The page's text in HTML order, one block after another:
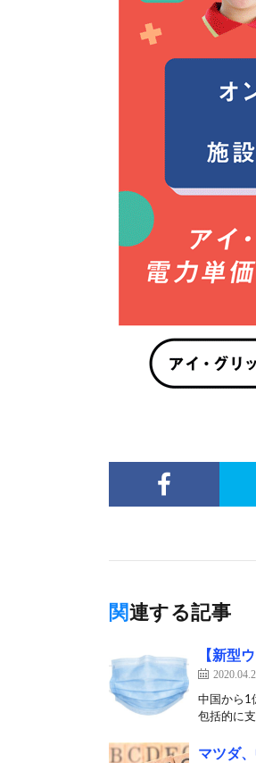
関連する記事
【新型
中国から1
包括的に
マツダ